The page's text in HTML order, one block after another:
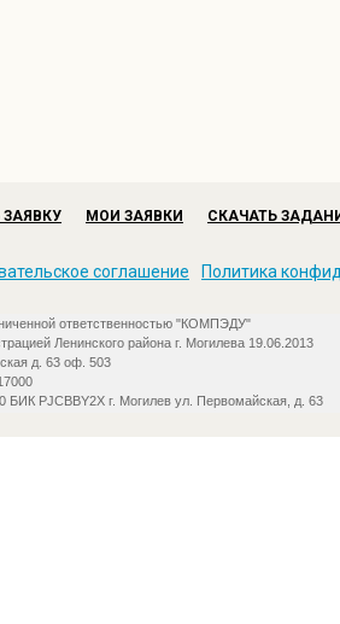
МОИ ЗАЯВКИ СКАЧАТЬ
соглашение Политика
ответственностью "КОМПЭДУ"
Ленинского района г. Могилева 19.06.2013
д. 63 оф. 503
PJCBBY2X г. Могилев ул. Первомайская, д. 63